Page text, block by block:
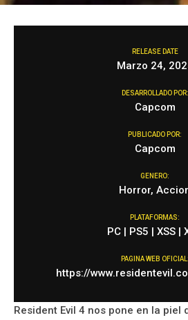
RELEASE DATE
Marzo 24,
DESARROLLADO POR:
Capcom
PUBLICADO POR:
Capcom
GENERO:
Horror,
PLATAFORMAS:
PC | PS5 | XSS |
PAGINA WEB OFICIAL:
https://
Resident Evil 4 nos pone en la piel